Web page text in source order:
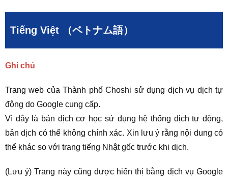
Tiếng Việt （ベトナム語）
Ghi chú
Trang web của Thành phố Choshi sử dụng dịch vụ dịch tự
động do Google cung cấp.
Vì đây là bản dịch cơ học sử dụng hệ thống dịch tự động,
bản dịch có thể không chính xác. Xin lưu ý rằng nội dung có
thể khác so với trang tiếng Nhật gốc trước khi dịch.
(Lưu ý) Trang này cũng được hiển thị bằng dịch vụ Google